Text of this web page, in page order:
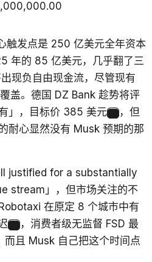
触发点是 250 亿美元全年资本
的 85 亿美元，几乎翻了三
现负自由现金流，尽管现有
盖。德国 DZ Bank 趁势将评
」，目标价 385 美元
，但
耐心显然没有 Musk 预期的那
justified for a substantially
stream」，但市场关注的不
在原定 8 个城市中有
，消费者级无监督 FSD 最
而且 Musk 自己把这个时间点